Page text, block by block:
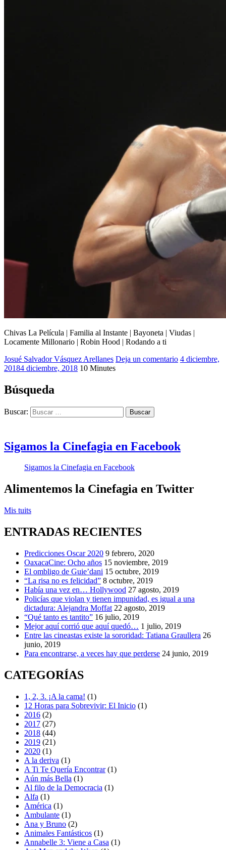
Chivas La Película | Familia al Instante | Bayoneta | Viudas |
Locamente Millonario | Robin Hood | Rodando a ti
Josué Salvador Vásquez Arellanes 2018 ,
Cinéfago
Locamente
Robin
Rodando
a
Deja un comentario 4 diciembre,
20184 diciembre, 2018 10 Minutes
Búsqueda
Buscar:
Sigamos la Cinefagia en Facebook
Sigamos la Cinefagia en Facebook
Alimentemos la Cinefagia en Twitter
Mis tuits
ENTRADAS RECIENTES
Predicciones Oscar 2020 9 febrero, 2020
OaxacaCine: Ocho años 15 noviembre, 2019
El ombligo de Guie’dani 15 octubre, 2019
“La risa no es felicidad” 8 octubre, 2019
Había una vez en… Hollywood 27 agosto, 2019
Policías que violan y tienen impunidad, es igual a una
dictadura: Alejandra Moffat 22 agosto, 2019
“Qué tanto es tantito” 16 julio, 2019
Mejor aquí corrió que aquí quedó… 1 julio, 2019
Entre las cineastas existe la sororidad: Tatiana Graullera 26
junio, 2019
Para encontrarse, a veces hay que perderse 24 junio, 2019
CATEGORÍAS
1, 2, 3. ¡A la cama! (1)
12 Horas para Sobrevivir: El Inicio (1)
2016 (2)
2017 (27)
2018 (44)
2019 (21)
2020 (1)
A la deriva (1)
A Ti Te Quería Encontrar(1)
Aún más Bella (1)
Al filo de la Democracia (1)
Alfa (1)
América (1)
Ambulante (1)
Ana y Bruno (2)
Animales Fantásticos (1)
Annabelle 3: Viene a Casa (1)